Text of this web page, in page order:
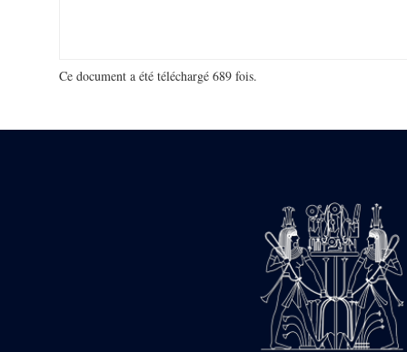
Ce document a été téléchargé 689 fois.